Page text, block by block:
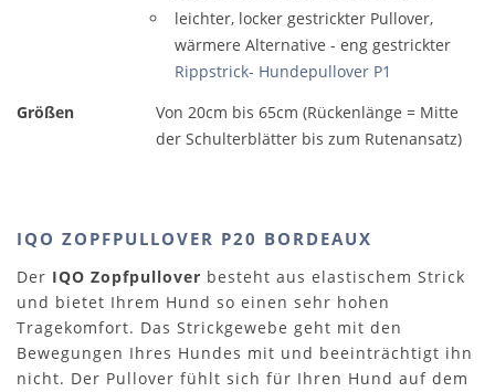
leichter, locker gestrickter Pullover,
wärmere Alternative - eng gestrickter
Rippstrick- Hundepullover P1
Größen
Von 20cm bis 65cm (Rückenlänge = Mitte
der Schulterblätter bis zum Rutenansatz)
IQO ZOPFPULLOVER P20 BORDEAUX
Der IQO Zopfpullover besteht aus elastischem Strick
und bietet Ihrem Hund so einen sehr hohen
Tragekomfort. Das Strickgewebe geht mit den
Bewegungen Ihres Hundes mit und beeinträchtigt ihn
nicht. Der Pullover fühlt sich für Ihren Hund auf dem